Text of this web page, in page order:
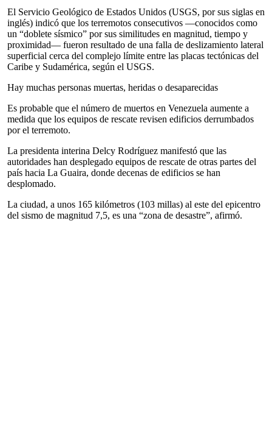
El Servicio Geológico de Estados Unidos (USGS, por sus siglas en
inglés) indicó que los terremotos consecutivos —conocidos como
un “doblete sísmico” por sus similitudes en magnitud, tiempo y
proximidad— fueron resultado de una falla de deslizamiento lateral
superficial cerca del complejo límite entre las placas tectónicas del
Caribe y Sudamérica, según el USGS.
Hay muchas personas muertas, heridas o desaparecidas
Es probable que el número de muertos en Venezuela aumente a
medida que los equipos de rescate revisen edificios derrumbados
por el terremoto.
La presidenta interina Delcy Rodríguez manifestó que las
autoridades han desplegado equipos de rescate de otras partes del
país hacia La Guaira, donde decenas de edificios se han
desplomado.
La ciudad, a unos 165 kilómetros (103 millas) al este del epicentro
del sismo de magnitud 7,5, es una “zona de desastre”, afirmó.